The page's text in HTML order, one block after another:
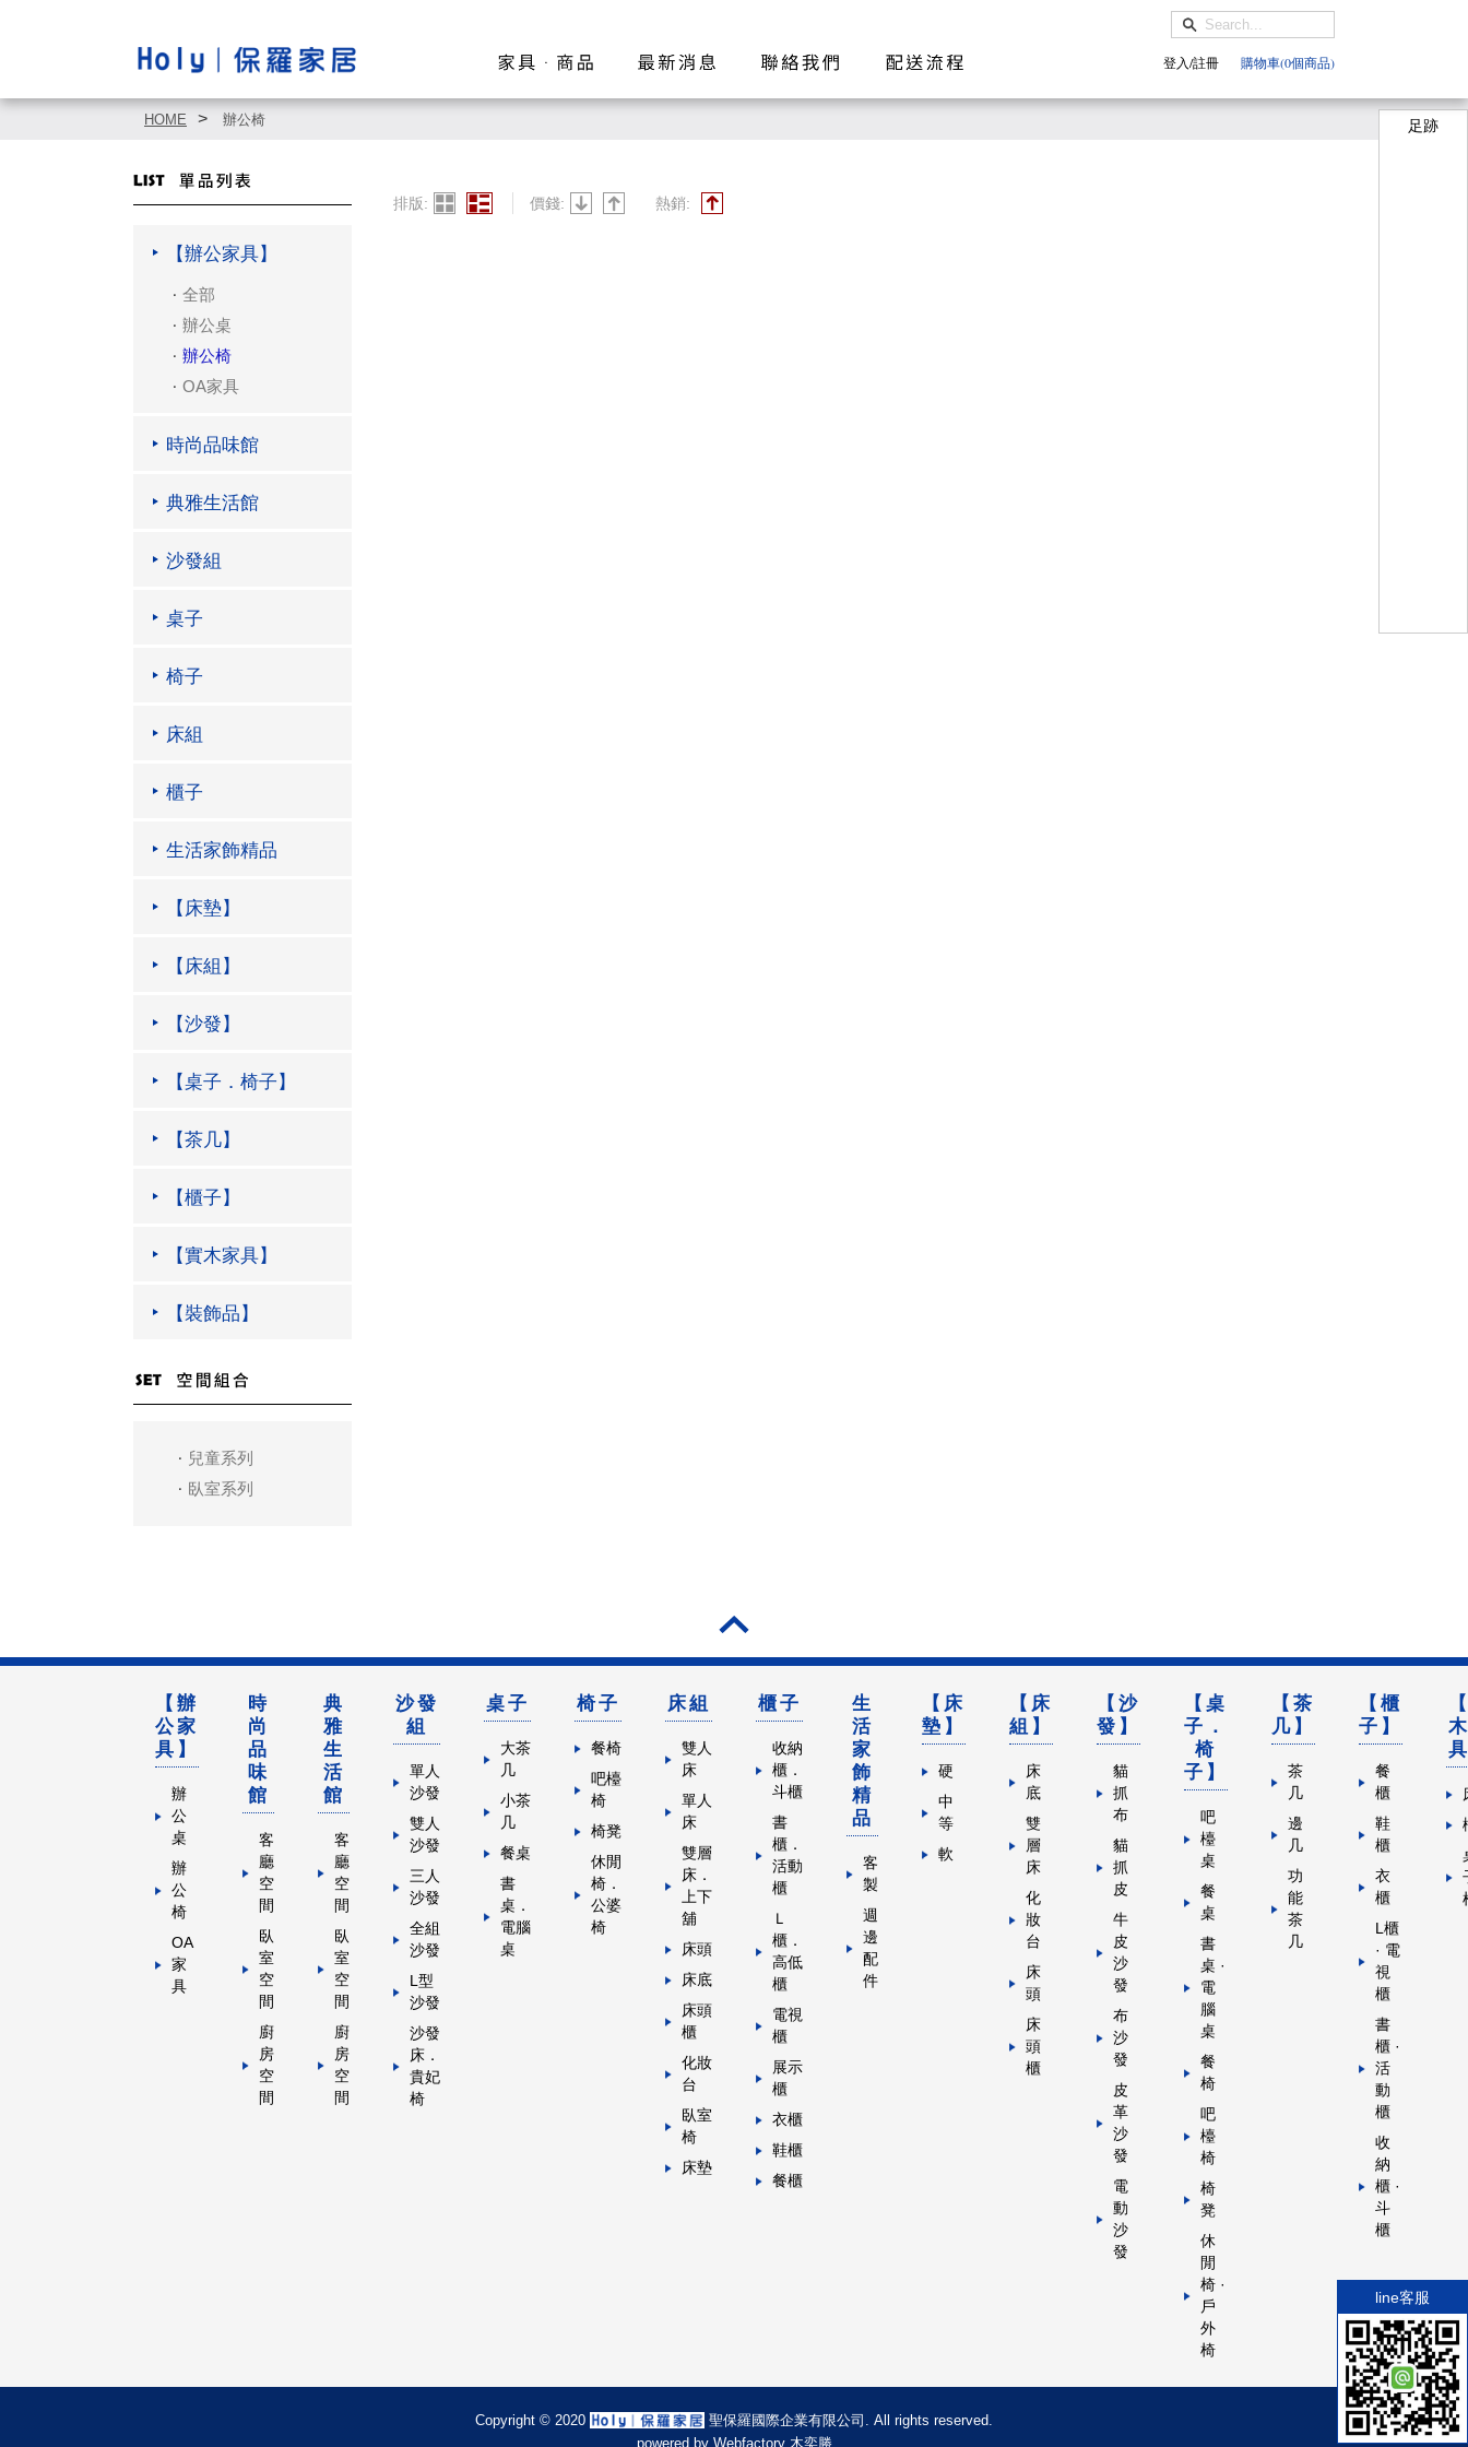
購物車(0個商品)
登入/註冊
HOME 辦公椅
【辦公家具】
全部
辦公桌
辦公椅
OA家具
時尚品味館
典雅生活館
沙發組
桌子
椅子
床組
櫃子
生活家飾精品
【床墊】
【床組】
【沙發】
【桌子．椅子】
【茶几】
【櫃子】
【實木家具】
【裝飾品】
兒童系列
臥室系列
排版: 價錢: 熱銷:
【辦
公家
具】
辦
公
桌
辦
公
椅
OA
家
具
時
尚
品
味
館
客
廳
空
間
臥
室
空
間
廚
房
空
間
典
雅
生
活
館
客
廳
空
間
臥
室
空
間
廚
房
空
間
沙發
組
單人
沙發
雙人
沙發
三人
沙發
全組
沙發
L型
沙發
沙發
床．
貴妃
椅
桌子
大茶
几
小茶
几
餐桌
書
桌．
電腦
桌
椅子
餐椅
吧檯
椅
椅凳
休閒
椅．
公婆
椅
床組
雙人
床
單人
床
雙層
床．
上下
舖
床頭
床底
床頭
櫃
化妝
台
臥室
椅
床墊
櫃子
收納
櫃．
斗櫃
書
櫃．
活動
櫃
Ｌ
櫃．
高低
櫃
電視
櫃
展示
櫃
衣櫃
鞋櫃
餐櫃
生
活
家
飾
精
品
客
製
週
邊
配
件
【床
墊】
硬
中
等
軟
【床
組】
床
底
雙
層
床
化
妝
台
床
頭
床
頭
櫃
【沙
發】
貓
抓
布
貓
抓
皮
牛
皮
沙
發
布
沙
發
皮
革
沙
發
電
動
沙
發
【桌
子．
椅
子】
吧
檯
桌
餐
桌
書
桌 ·
電
腦
桌
餐
椅
吧
檯
椅
椅
凳
休
閒
椅 ·
戶
外
椅
【茶
几】
茶
几
邊
几
功
能
茶
几
【櫃
子】
餐
櫃
鞋
櫃
衣
櫃
L櫃
· 電
視
櫃
書
櫃 ·
活
動
櫃
收
納
櫃 ·
斗
櫃
Copyright © 2020
聖保羅國際企業有限公司. All rights reserved.
powered by Webfactory 木奕勝
足跡
line客服